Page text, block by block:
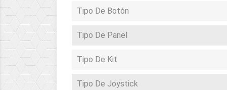
Tipo De Botón
Tipo De Panel
Tipo De Kit
Tipo De Joystick